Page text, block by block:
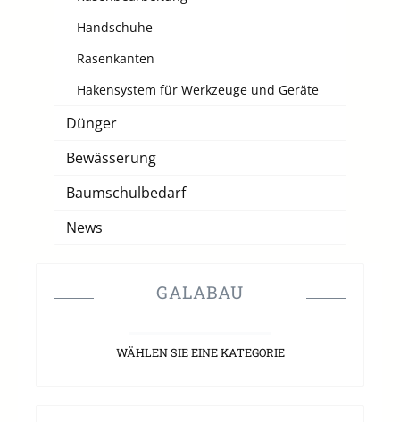
Handschuhe
Rasenkanten
Hakensystem für Werkzeuge und Geräte
Dünger
Bewässerung
Baumschulbedarf
News
GALABAU
WÄHLEN SIE EINE KATEGORIE